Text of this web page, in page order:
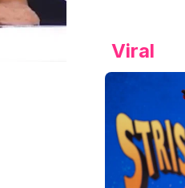
Viral